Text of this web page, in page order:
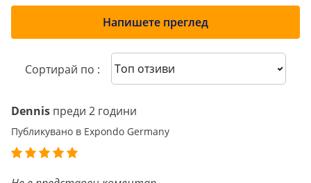
Напишете преглед
Сортирай по : Sort reviews
Dennis преди 2 години
Публикувано в Expondo Germany